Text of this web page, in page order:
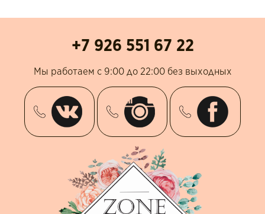
+7 926 551 67 22
Мы работаем с 9:00 до 22:00 без выходных